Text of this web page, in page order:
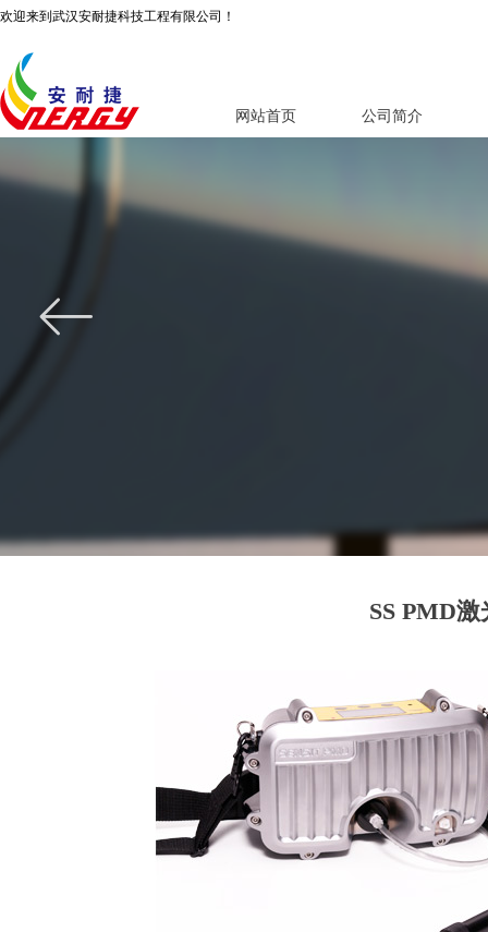
欢迎来到武汉安耐捷科技工程有限公司！
ꂃ
网站首页 公司简介
SS PMD